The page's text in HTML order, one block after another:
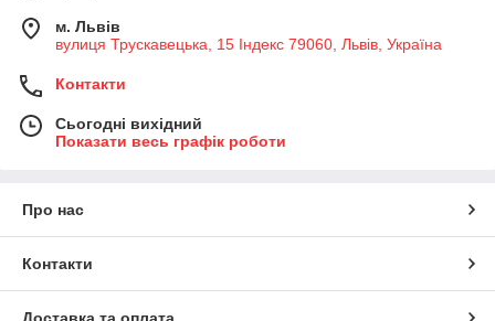
м. Львів
вулиця Трускавецька, 15 Індекс 79060, Львів, Україна
Контакти
Сьогодні вихідний
Показати весь графік роботи
Про нас
Контакти